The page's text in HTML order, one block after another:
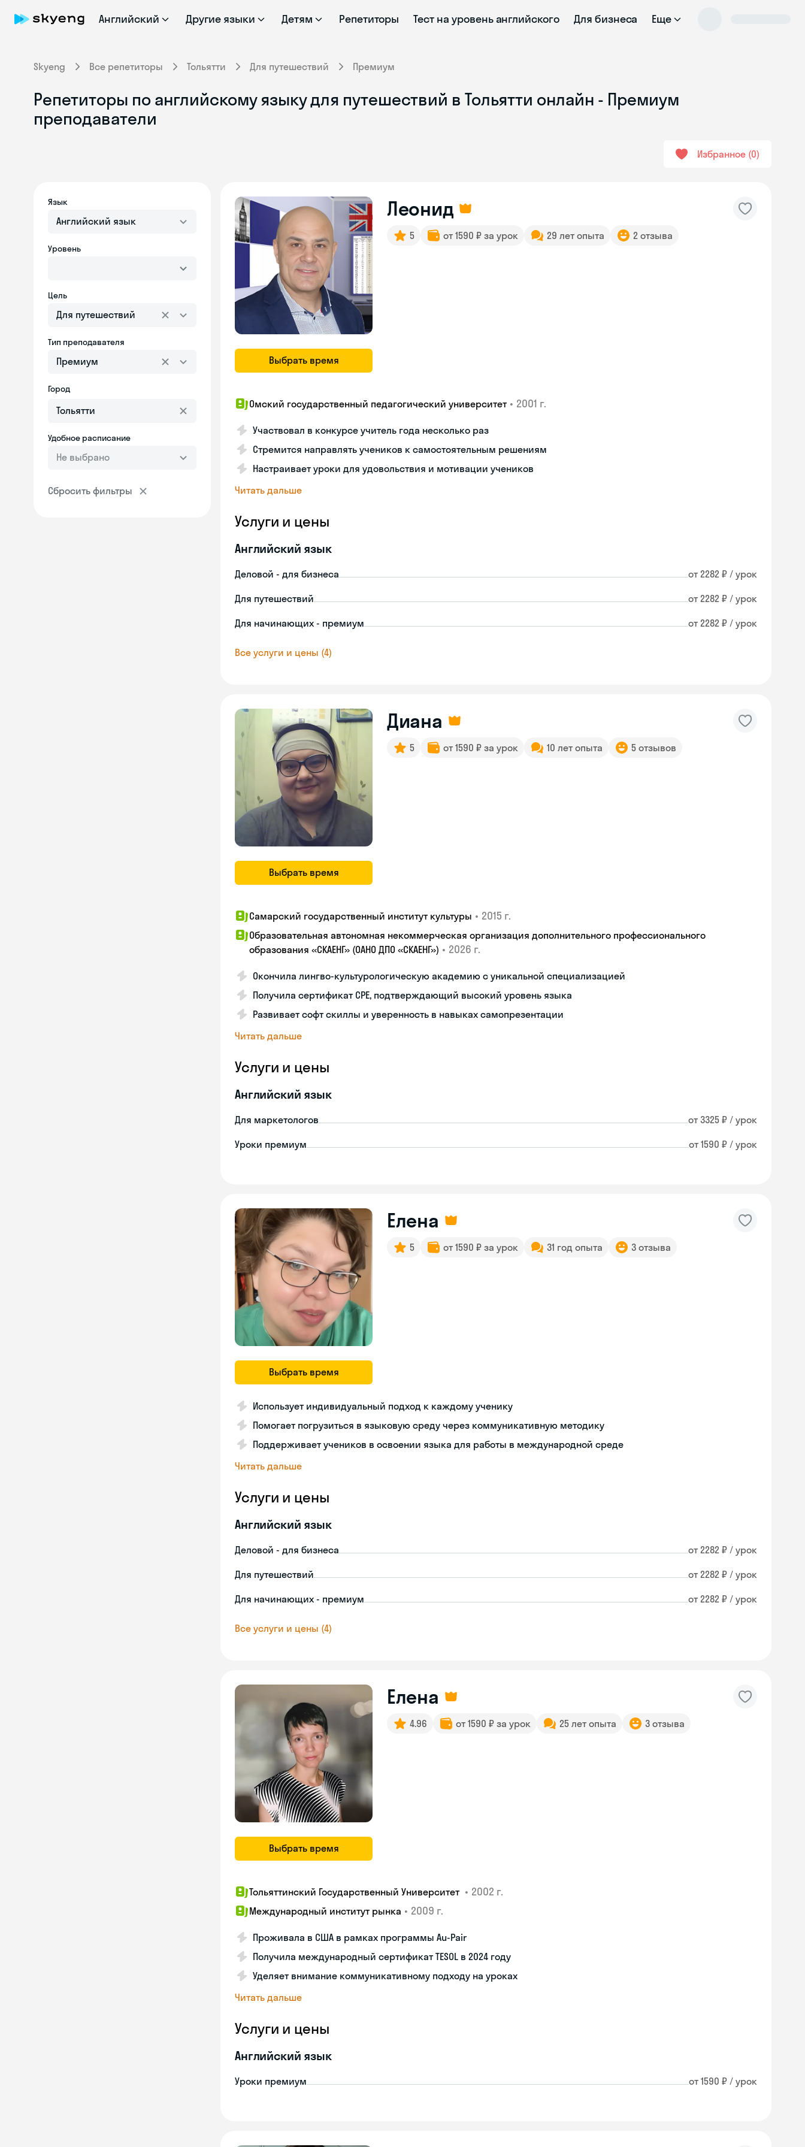
Английский Другие языки Детям Репетиторы Тест на уровень английского Для бизнеса Еще
Skyeng Все репетиторы Тольятти Для путешествий Премиум
Репетиторы по английскому языку для путешествий в Тольятти онлайн - Премиум
преподаватели
Избранное 0
Язык
Английский язык
Уровень
Цель
Для путешествий
Тип преподавателя
Премиум
Город
Удобное расписание
Не выбрано
Сбросить фильтры
Выбрать время
Леонид
5 от 1590 ₽ за урок 29 лет опыта 2 отзыва
Омский государственный педагогический университет • 2001 г.
Участвовал в конкурсе учитель года несколько раз
Стремится направлять учеников к самостоятельным решениям
Настраивает уроки для удовольствия и мотивации учеников
Читать дальше
Услуги и цены
Английский язык
Деловой - для бизнеса от 2282 ₽ / урок
Для путешествий от 2282 ₽ / урок
Для начинающих - премиум от 2282 ₽ / урок
Все услуги и цены (4)
Выбрать время
Диана
5 от 1590 ₽ за урок 10 лет опыта 5 отзывов
Самарский государственный институт культуры • 2015 г.
Образовательная автономная некоммерческая организация дополнительного профессионального
образования «СКАЕНГ» (ОАНО ДПО «СКАЕНГ») • 2026 г.
Окончила лингво-культурологическую академию с уникальной специализацией
Получила сертификат CPE, подтверждающий высокий уровень языка
Развивает софт скиллы и уверенность в навыках самопрезентации
Читать дальше
Услуги и цены
Английский язык
Для маркетологов от 3325 ₽ / урок
Уроки премиум от 1590 ₽ / урок
Выбрать время
Елена
5 от 1590 ₽ за урок 31 год опыта 3 отзыва
Использует индивидуальный подход к каждому ученику
Помогает погрузиться в языковую среду через коммуникативную методику
Поддерживает учеников в освоении языка для работы в международной среде
Читать дальше
Услуги и цены
Английский язык
Деловой - для бизнеса от 2282 ₽ / урок
Для путешествий от 2282 ₽ / урок
Для начинающих - премиум от 2282 ₽ / урок
Все услуги и цены (4)
Выбрать время
Елена
4.96 от 1590 ₽ за урок 25 лет опыта 3 отзыва
Тольяттинский Государственный Университет • 2002 г.
Международный институт рынка • 2009 г.
Проживала в США в рамках программы Au-Pair
Получила международный сертификат TESOL в 2024 году
Уделяет внимание коммуникативному подходу на уроках
Читать дальше
Услуги и цены
Английский язык
Уроки премиум от 1590 ₽ / урок